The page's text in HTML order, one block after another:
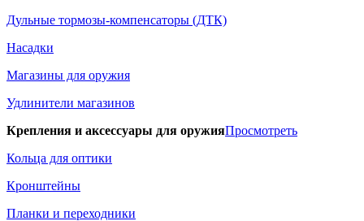
Дульные тормозы-компенсаторы (ДТК)
Насадки
Магазины для оружия
Удлинители магазинов
Крепления и аксессуары для оружияПросмотреть
Кольца для оптики
Кронштейны
Планки и переходники